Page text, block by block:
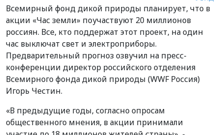
Всемирный фонд дикой природы планирует, что в
акции «Час земли» поучаствуют 20 миллионов
россиян. Все, кто поддержат этот проект, на один
час выключат свет и электроприборы.
Предварительный прогноз озвучил на пресс-
конференции директор российского отделения
Всемирного фонда дикой природы (WWF Россия)
Игорь Честин.
«В предыдущие годы, согласно опросам
общественного мнения, в акции принимали